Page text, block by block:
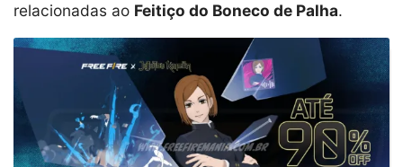
relacionadas ao Feitiço do Boneco de Palha.